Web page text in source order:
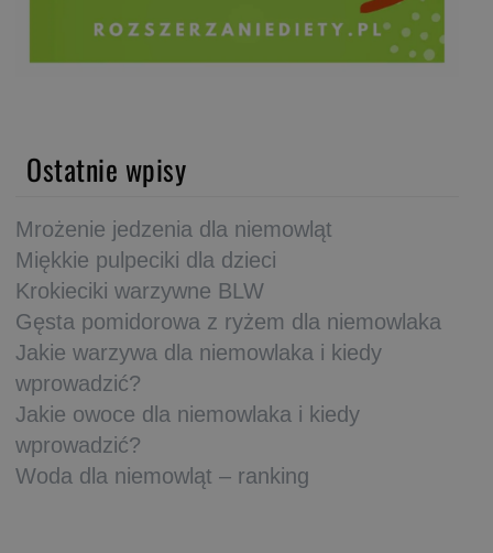
Ostatnie wpisy
Mrożenie jedzenia dla niemowląt
Miękkie pulpeciki dla dzieci
Krokieciki warzywne BLW
Gęsta pomidorowa z ryżem dla niemowlaka
Jakie warzywa dla niemowlaka i kiedy
wprowadzić?
Jakie owoce dla niemowlaka i kiedy
wprowadzić?
Woda dla niemowląt – ranking